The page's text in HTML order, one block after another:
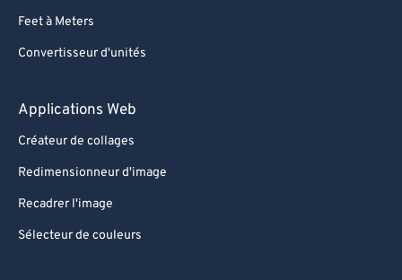
Feet à Meters
Convertisseur d'unités
Applications Web
Créateur de collages
Redimensionneur d'image
Recadrer l'image
Sélecteur de couleurs